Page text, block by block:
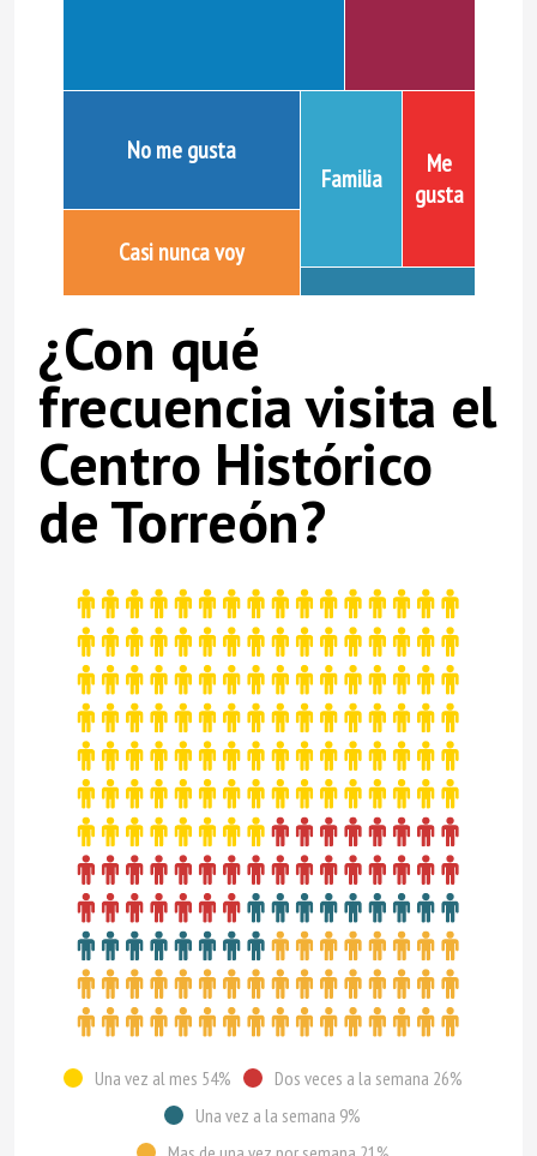
No me gusta
Familia
Casi nunca voy
Me
gusta
¿Con qué
frecuencia visita el
Centro Histórico
de Torreón?
Una vez al mes 54%
Dos veces a la semana 26%
Una vez a la semana 9%